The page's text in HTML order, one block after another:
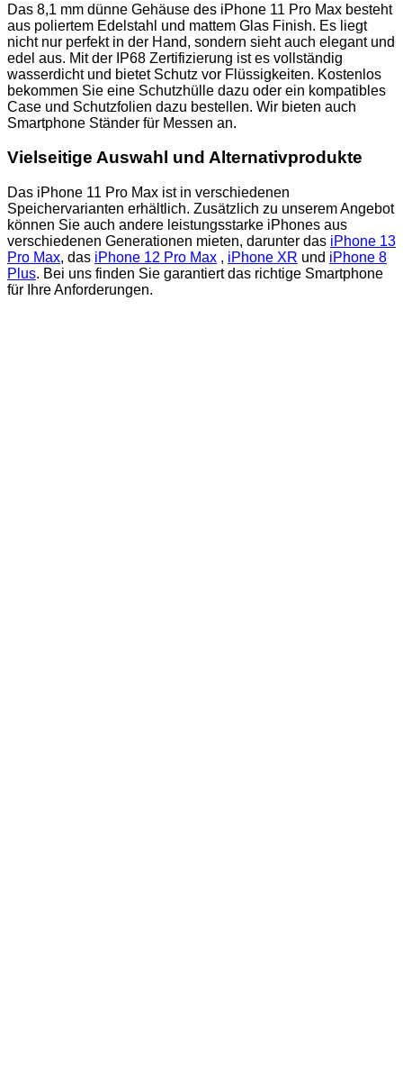
Das 8,1 mm dünne Gehäuse des iPhone 11 Pro Max besteht
aus poliertem Edelstahl und mattem Glas Finish. Es liegt
nicht nur perfekt in der Hand, sondern sieht auch elegant und
edel aus. Mit der IP68 Zertifizierung ist es vollständig
wasserdicht und bietet Schutz vor Flüssigkeiten. Kostenlos
bekommen Sie eine Schutzhülle dazu oder ein kompatibles
Case und Schutzfolien dazu bestellen. Wir bieten auch
Smartphone Ständer für Messen an.
Vielseitige Auswahl und Alternativprodukte
Das iPhone 11 Pro Max ist in verschiedenen
Speichervarianten erhältlich. Zusätzlich zu unserem Angebot
können Sie auch andere leistungsstarke iPhones aus
verschiedenen Generationen mieten, darunter das iPhone 13
Pro Max, das iPhone 12 Pro Max , iPhone XR und iPhone 8
Plus. Bei uns finden Sie garantiert das richtige Smartphone
für Ihre Anforderungen.